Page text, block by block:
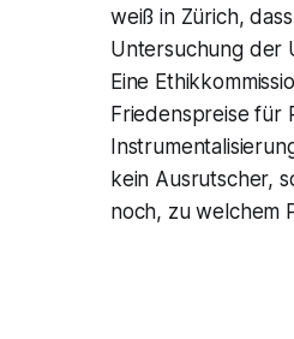
weiß in Zürich,
Untersuchung der
Eine
Friedenspreise für
kein Ausrutscher,
noch, zu welchem